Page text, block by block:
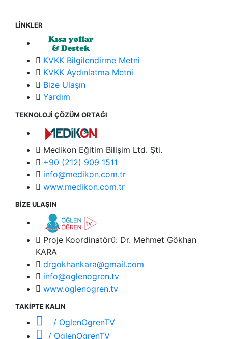
LİNKLER
KVKK Bilgilendirme Metni
KVKK Aydınlatma Metni
Bize Ulaşın
Yardım
TEKNOLOJİ ÇÖZÜM ORTAĞI
Medikon Eğitim Bilişim Ltd. Şti.
+90 (212) 909 1511
info@medikon.com.tr
www.medikon.com.tr
BİZE ULAŞIN
Proje Koordinatörü: Dr. Mehmet Gökhan
KARA
drgokhankara@gmail.com
info@oglenogren.tv
www.oglenogren.tv
TAKİPTE KALIN
/ OglenOgrenTV
/ OglenOgrenTV